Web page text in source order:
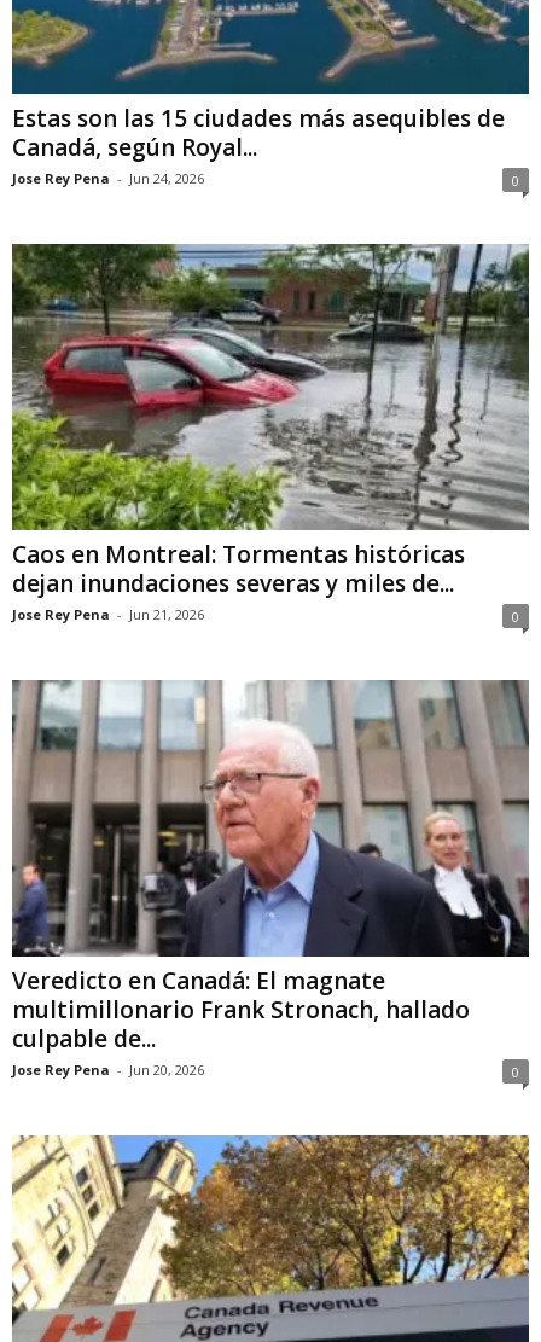
Estas son las 15 ciudades más asequibles de
Canadá, según Royal...
Jose Rey Pena - Jun 24, 2026 0
Caos en Montreal: Tormentas históricas
dejan inundaciones severas y miles de...
Jose Rey Pena - Jun 21, 2026 0
Veredicto en Canadá: El magnate
multimillonario Frank Stronach, hallado
culpable de...
Jose Rey Pena - Jun 20, 2026 0